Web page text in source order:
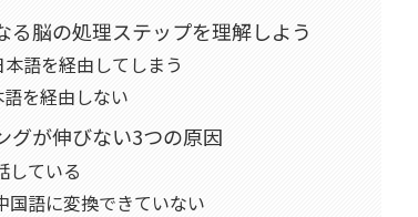
脳の処理ステップを理解しよう
語を経由してしまう
を経由しない
グが伸びない3つの原因
している
語に変換できていない